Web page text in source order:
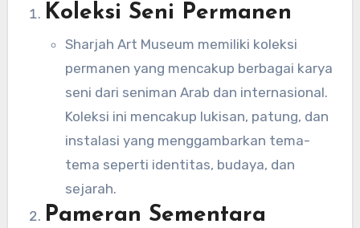
Koleksi Seni Permanen
Sharjah Art Museum memiliki koleksi
permanen yang mencakup berbagai karya
seni dari seniman Arab dan internasional.
Koleksi ini mencakup lukisan, patung, dan
instalasi yang menggambarkan tema-
tema seperti identitas, budaya, dan
sejarah.
Pameran Sementara